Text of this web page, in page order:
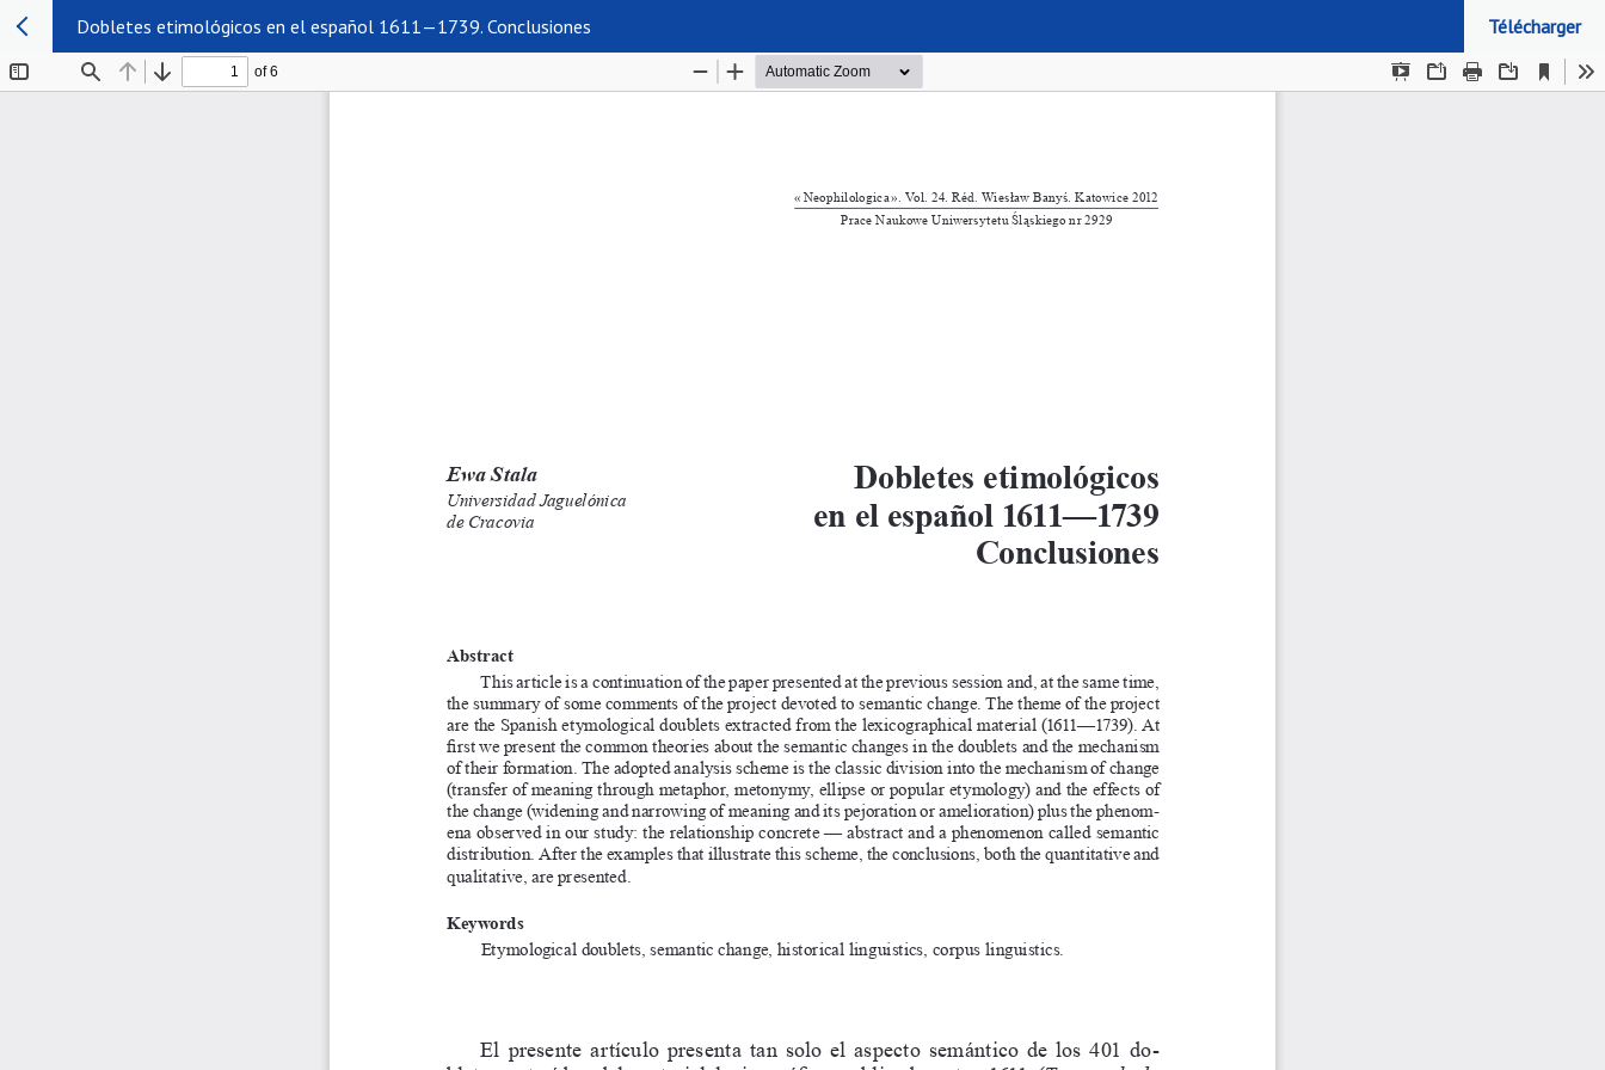
Dobletes etimológicos en el español 1611—1739. Conclusiones Télécharger